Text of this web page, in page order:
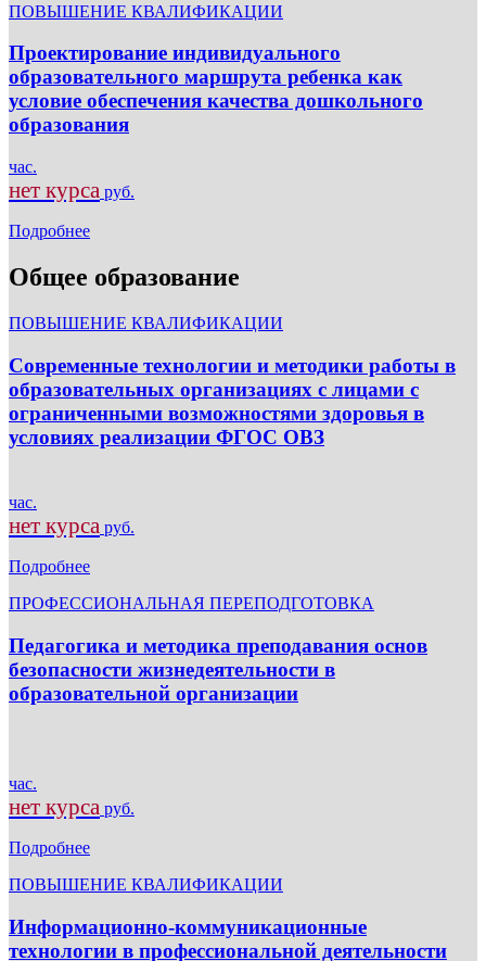
ПОВЫШЕНИЕ КВАЛИФИКАЦИИ
Проектирование индивидуального
образовательного маршрута ребенка как
условие обеспечения качества дошкольного
образования
час.
нет курса руб.
Подробнее
Общее образование
ПОВЫШЕНИЕ КВАЛИФИКАЦИИ
Современные технологии и методики работы в
образовательных организациях с лицами с
ограниченными возможностями здоровья в
условиях реализации ФГОС ОВЗ
час.
нет курса руб.
Подробнее
ПРОФЕССИОНАЛЬНАЯ ПЕРЕПОДГОТОВКА
Педагогика и методика преподавания основ
безопасности жизнедеятельности в
образовательной организации
час.
нет курса руб.
Подробнее
ПОВЫШЕНИЕ КВАЛИФИКАЦИИ
Информационно-коммуникационные
технологии в профессиональной деятельности